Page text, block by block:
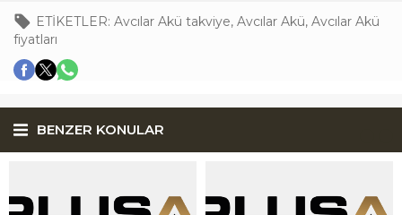
ETİKETLER: Avcılar Akü takviye, Avcılar Akü, Avcılar Akü
fiyatları
BENZER KONULAR